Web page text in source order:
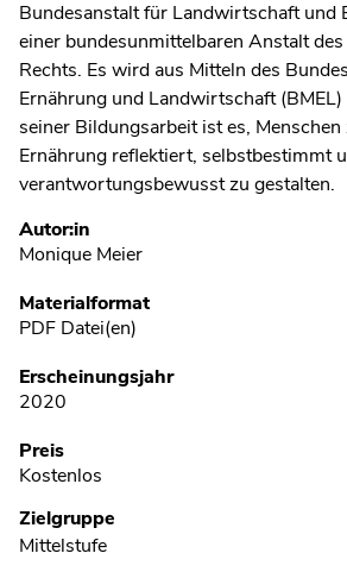
Bundesanstalt für Landwirtschaft und
einer bundesunmittelbaren Anstalt
Rechts. Es wird aus Mitteln des
Ernährung und Landwirtschaft
seiner Bildungsarbeit ist es, Menschen
Ernährung reflektiert, selbstbestimmt
verantwortungsbewusst zu gestalten.
Metadaten
Autor:in
Monique Meier
Materialformat
PDF Datei(en)
Erscheinungsjahr
2020
Preis
Kostenlos
Zielgruppe
Mittelstufe